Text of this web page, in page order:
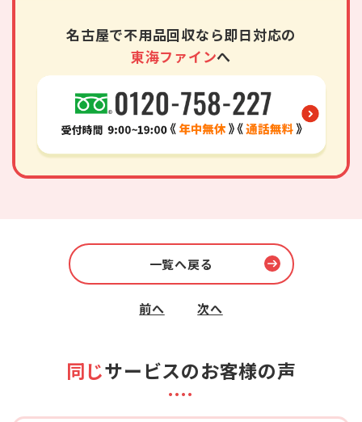
名古屋で不用品回収なら即日対応の
東海ファインへ
前へ
一覧へ戻る
次へ
同じサービスのお客様の声